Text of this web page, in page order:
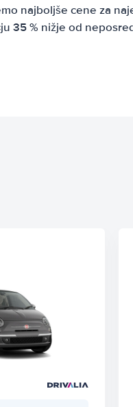
najboljše cene za
35 % nižje od